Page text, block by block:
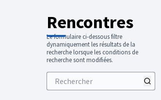
Rencontres
Le formulaire ci-dessous filtre
dynamiquement les résultats de la
recherche lorsque les conditions de
recherche sont modifiées.